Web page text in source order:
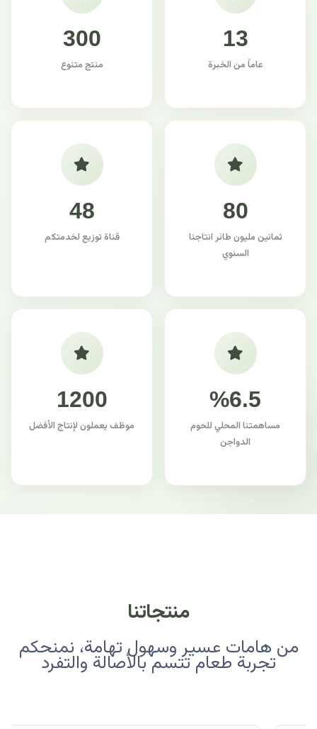
13
عاماً من الخبرة
300
منتج متنوع
80
ثمانين مليون طائر انتاجنا
السنوي
48
قناة توزيع لخدمتكم
%6.5
مساهمتنا المحلي للحوم
الدواجن
1200
موظف يعملون لإنتاج الأفضل
منتجاتنا
من هامات عسير وسهول تهامة، نمنحكم
تجربة طعام تتسم بالأصالة والتفرد